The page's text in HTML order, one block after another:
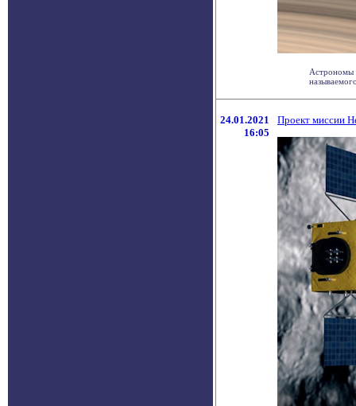
Астрономы
24.01.2021
16:05
Проект миссии